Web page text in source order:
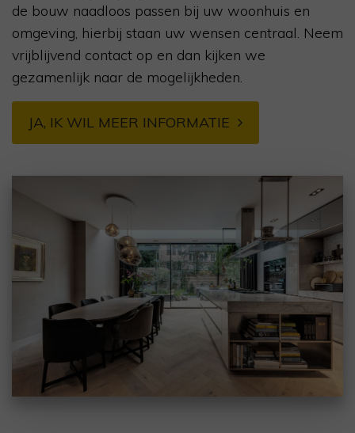
de bouw naadloos passen bij uw woonhuis en
omgeving, hierbij staan uw wensen centraal. Neem
vrijblijvend contact op en dan kijken we
gezamenlijk naar de mogelijkheden.
JA, IK WIL MEER INFORMATIE